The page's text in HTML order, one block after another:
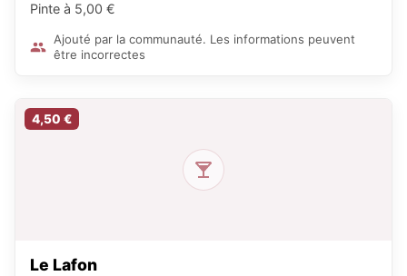
Pinte à 5,00 €
Ajouté par la communauté. Les informations peuvent
être incorrectes
4,50 €
Le Lafon